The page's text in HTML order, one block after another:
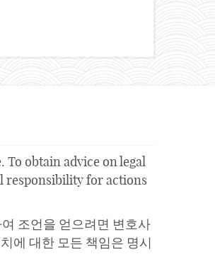
obtain advice on legal
responsibility for actions
조언을 얻으려면 변호사
에 대한 모든 책임은 명시